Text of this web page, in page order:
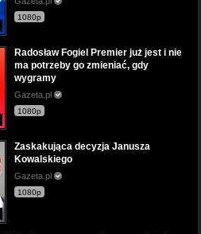
1080p
Radosław Fogiel Premier już jest i nie
ma potrzeby go zmieniać, gdy
wygramy
Gazeta.pl
1080p
Zaskakująca decyzja Janusza
Kowalskiego
Gazeta.pl
1080p